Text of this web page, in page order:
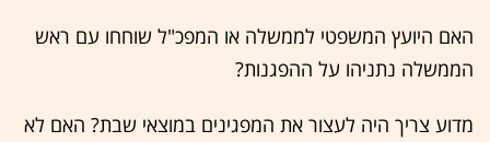
האם היועץ המשפטי לממשלה או המפכ"ל שוחחו עם ראש
הממשלה נתניהו על ההפגנות?
מדוע צריך היה לעצור את המפגינים במוצאי שבת? האם לא